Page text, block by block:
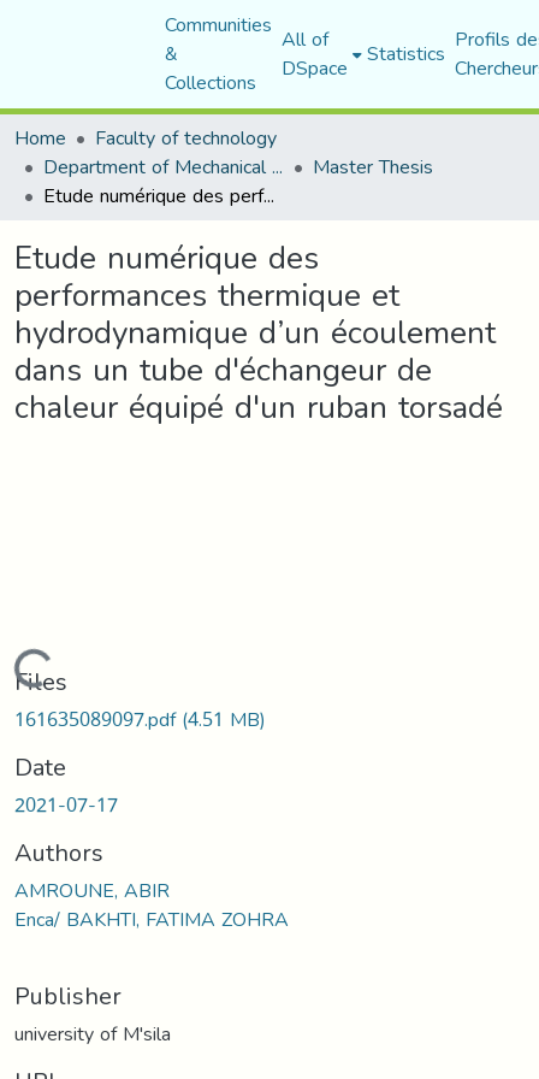
Communities
&
Collections
All of
DSpace Statistics Profils
Home
Faculty of technology
Department of Mechanical Engineering Master Thesis
Etude numérique des performances thermique et hydrodynamique d’un écoulement dans un tube d'échangeur de chaleur équipé d'un ruban torsadé
Etude numérique des
performances thermique et
hydrodynamique d’un écoulement
dans un tube d'échangeur de
chaleur équipé d'un ruban torsadé
Loading...
Files
161635089097.pdf(4.51 MB)
Date
2021-07-17
Authors
AMROUNE, ABIR
Enca/ BAKHTI, FATIMA ZOHRA
Publisher
university of M'sila